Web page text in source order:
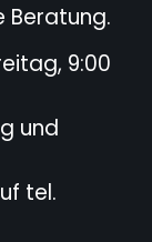
Beratung.
9:00
und
tel.